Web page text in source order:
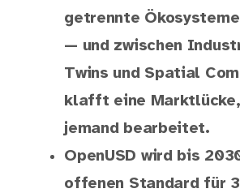
getrennte
— und zwischen
Twins und Spatial
klafft eine
jemand bearbeitet.
OpenUSD wird bis
offenen Standard für